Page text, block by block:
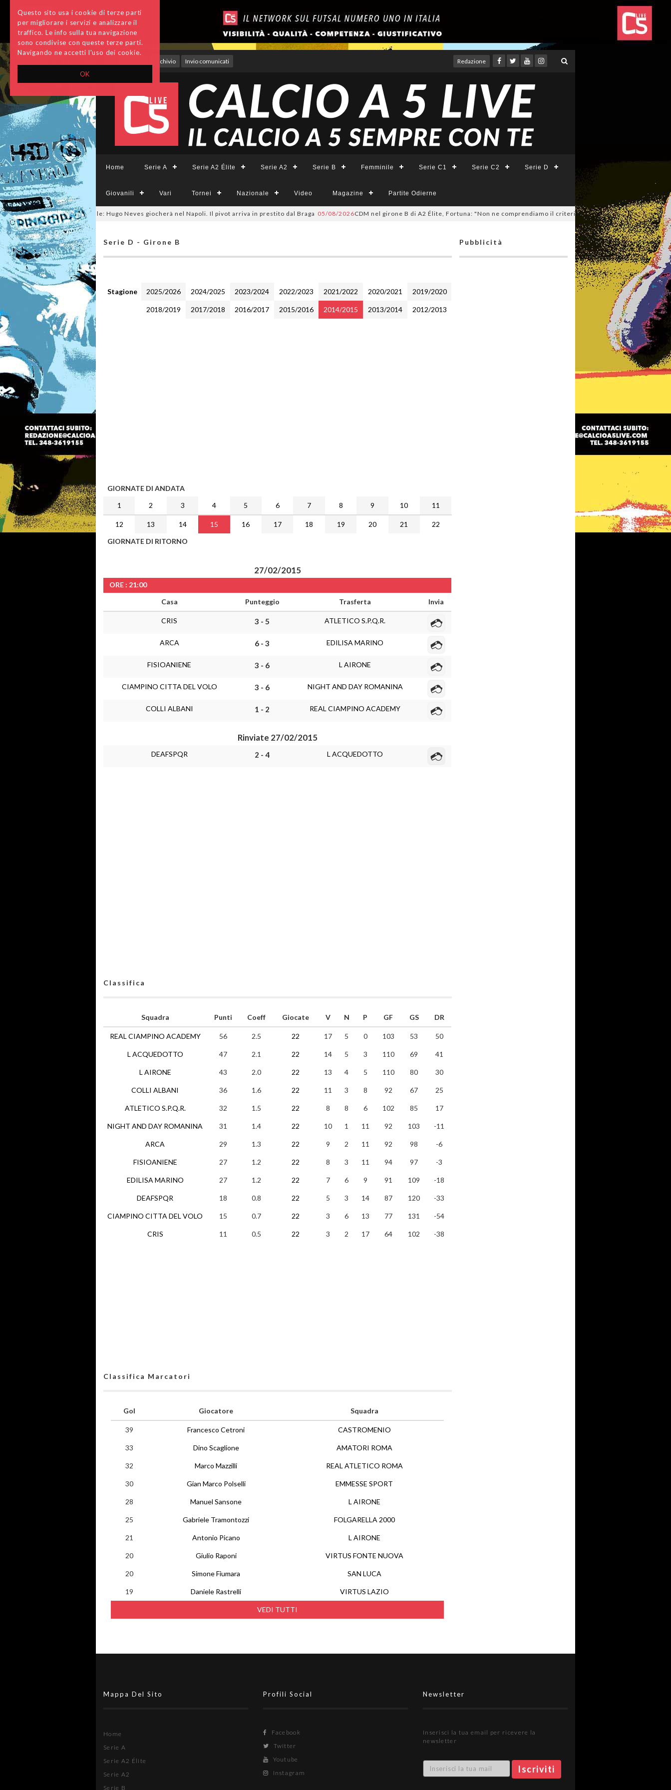
OK
Questo sito usa i cookie di terze parti
per migliorare i servizi e analizzare il
traffico. Le info sulla tua navigazione
sono condivise con queste terze parti.
Navigando ne accetti l'uso dei cookie.
Archivio Invio comunicati Redazione
Home Serie A Serie A2 Élite Serie A2 Serie B Femminile Serie C1 Serie C2 Serie D
Giovanili Vari Tornei Nazionale Video Magazine Partite Odierne
ora è ufficiale: Hugo Neves giocherà nel Napoli. Il pivot arriva in prestito dal Braga 05/08/2026CDM nel girone B di A2 Élite, Fortuna: "Non ne comprendiamo il criterio". E c'è l'ipotesi rinuncia! 04/08/
Serie D - Girone B
Stagione 2025/2026 2024/2025 2023/2024 2022/2023 2021/2022 2020/2021 2019/2020
2018/2019 2017/2018 2016/2017 2015/2016 2014/2015 2013/2014 2012/2013
GIORNATE DI ANDATA
1
2 3 4 5 6 7 8 9 10 11
12 13 14 15 16 17 18 19 20 21
22
GIORNATE DI RITORNO
27/02/2015
ORE : 21:00
Casa
Punteggio Trasferta Invia
CRIS 3 - 5 ATLETICO S.P.Q.R.
ARCA 6 - 3 EDILISA MARINO
FISIOANIENE 3 - 6 L AIRONE
CIAMPINO CITTA DEL VOLO 3 - 6 NIGHT AND DAY ROMANINA
COLLI ALBANI 1 - 2 REAL CIAMPINO ACADEMY
Rinviate 27/02/2015
DEAFSPQR 2 - 4 L ACQUEDOTTO
Classifica
Squadra
REAL CIAMPINO ACADEMY
L ACQUEDOTTO
L AIRONE
COLLI ALBANI
ATLETICO S.P.Q.R.
NIGHT AND DAY ROMANINA
ARCA
FISIOANIENE
EDILISA MARINO
DEAFSPQR
CIAMPINO CITTA DEL VOLO
CRIS
Punti Coeff Giocate V N P GF GS DR
56 2.5 22 17 5 0 103 53 50
47 2.1 22 14 5 3 110 69 41
43 2.0 22 13 4 5 110 80 30
36 1.6 22 11 3 8 92 67 25
32 1.5 22 8 8 6 102 85 17
31 1.4 22 10 1 11 92 103 -11
29 1.3 22 9 2 11 92 98 -6
27 1.2 22 8 3 11 94 97 -3
27 1.2 22 7 6 9 91 109 -18
18 0.8 22 5 3 14 87 120 -33
15 0.7 22 3 6 13 77 131 -54
11 0.5 22 3 2 17 64 102 -38
Classifica Marcatori
Gol Giocatore Squadra
VEDI TUTTI
39 Francesco Cetroni CASTROMENIO
33 Dino Scaglione AMATORI ROMA
32 Marco Mazzilli REAL ATLETICO ROMA
30 Gian Marco Polselli EMMESSE SPORT
28 Manuel Sansone L AIRONE
25 Gabriele Tramontozzi FOLGARELLA 2000
21 Antonio Picano L AIRONE
20 Giulio Raponi VIRTUS FONTE NUOVA
20 Simone Fiumara SAN LUCA
19 Daniele Rastrelli VIRTUS LAZIO
Pubblicità
Mappa Del Sito
Home
Serie A
Serie A2 Élite
Serie A2
Serie B
Profili Social
Facebook
Twitter
Youtube
Instagram
Newsletter
Inserisci la tua email per ricevere la
newsletter